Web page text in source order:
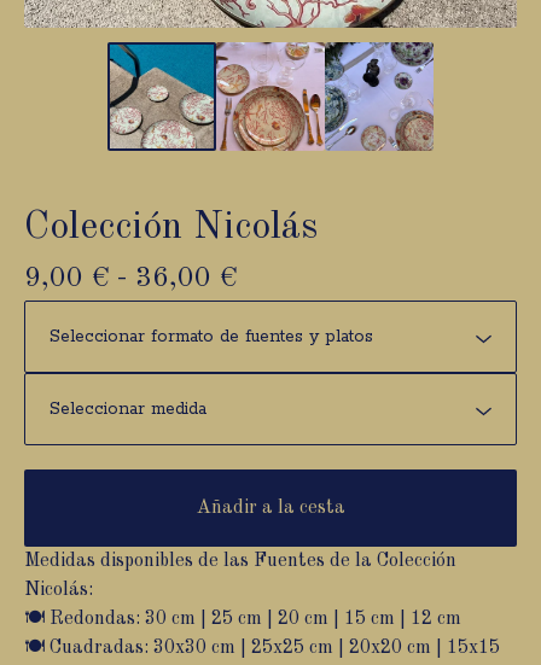
Colección Nicolás
9,00 € - 36,00 €
Añadir a la cesta
Medidas disponibles de las Fuentes de la Colección
Nicolás:
🍽️ Redondas: 30 cm | 25 cm | 20 cm | 15 cm | 12 cm
🍽️ Cuadradas: 30x30 cm | 25x25 cm | 20x20 cm | 15x15